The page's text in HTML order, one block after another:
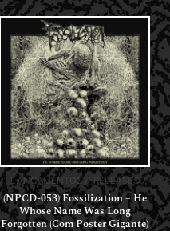
LANÇAMENTOS // RELEASES
(NPCD-053) Fossilization – He
Whose Name Was Long
Forgotten (Com Poster Gigante)